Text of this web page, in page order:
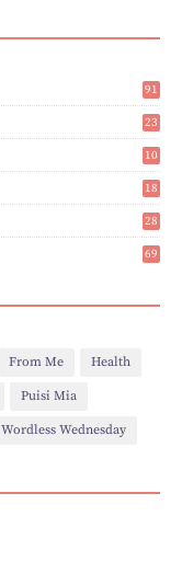
91
1
23
2
10
14
18
9
28
6
69
From Me Health
Puisi Mia
Wordless Wednesday